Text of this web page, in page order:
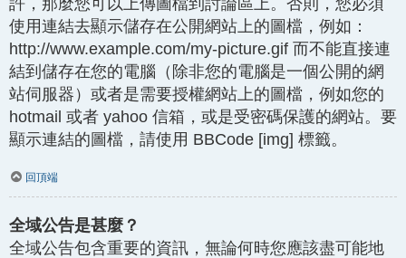
使用連結去顯示儲存在公開網站上的圖檔，例如：
http://www.example.com/my-picture.gif 而不能直接連
結到儲存在您的電腦（除非您的電腦是一個公開的網
站伺服器）或者是需要授權網站上的圖檔，例如您的
hotmail 或者 yahoo 信箱，或是受密碼保護的網站。要
顯示連結的圖檔，請使用 BBCode [img] 標籤。
回頂端
全域公告是甚麼？
全域公告包含重要的資訊，無論何時您應該盡可能地